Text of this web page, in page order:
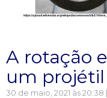
A rotação
um
30 de maio, 2021 às